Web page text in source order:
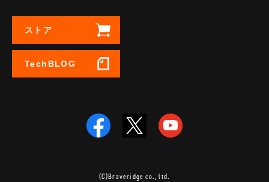
ストア
TechBLOG
(C)Braveridge co., ltd.